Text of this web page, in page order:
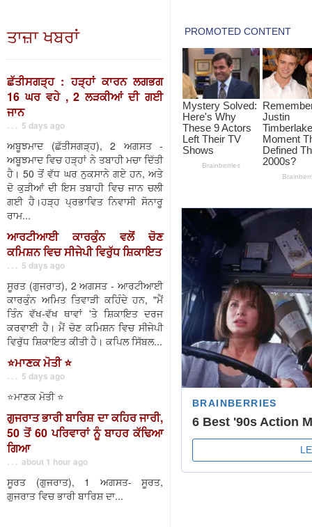
ਤਾਜ਼ਾ ਖਬਰਾਂ
ਛੱਤੀਸਗੜ੍ਹ : ਹੜ੍ਹਾਂ ਕਾਰਨ ਲਗਭਗ
16 ਘਰ ਵਹੇ , 2 ਲੜਕੀਆਂ ਦੀ ਗਈ
ਜਾਨ
. . . 5 days ago
ਅਬੂਝਮਾਦ (ਛੱਤੀਸਗੜ੍ਹ), 2 ਅਗਸਤ -
ਅਬੂਝਮਾਦ ਵਿਚ ਹੜ੍ਹਾਂ ਨੇ ਤਬਾਹੀ ਮਚਾ ਦਿੱਤੀ
ਹੈ। 50 ਤੋਂ ਵੱਧ ਘਰ ਨੁਕਸਾਨੇ ਗਏ ਹਨ, ਅਤੇ
ਦੋ ਕੁੜੀਆਂ ਦੀ ਇਸ ਤਬਾਹੀ ਵਿਚ ਜਾਨ ਚਲੀ
ਗਈ ਹੈ।ਹੜ੍ਹ ਪ੍ਰਭਾਵਿਤ ਨਿਵਾਸੀ ਸੋਨਾਰੂ
ਰਾਮ...
ਆਰਟੀਆਈ ਕਾਰਕੁੰਨ ਵਲੋਂ ਚੋਣ
ਕਮਿਸ਼ਨ ਵਿਚ ਸੀਜੇਪੀ ਵਿਰੁੱਧ ਸ਼ਿਕਾਇਤ
. . . 5 days ago
ਸੂਰਤ (ਗੁਜਰਾਤ), 2 ਅਗਸਤ - ਆਰਟੀਆਈ
ਕਾਰਕੁੰਨ ਅਮਿਤ ਤਿਵਾੜੀ ਕਹਿੰਦੇ ਹਨ, "ਮੈਂ
ਤਿੰਨ ਵੱਖ-ਵੱਖ ਥਾਵਾਂ 'ਤੇ ਸ਼ਿਕਾਇਤ ਦਰਜ
ਕਰਵਾਈ ਹੈ। ਮੈਂ ਚੋਣ ਕਮਿਸ਼ਨ ਵਿਚ ਸੀਜੇਪੀ
ਵਿਰੁੱਧ ਸ਼ਿਕਾਇਤ ਕੀਤੀ ਹੈ। ਕਪਿਲ ਸਿੱਬਲ...
⭐️ਮਾਣਕ ਮੋਤੀ ⭐️
. . . 5 days ago
⭐️ਮਾਣਕ ਮੋਤੀ ⭐️
ਗੁਜਰਾਤ ਭਾਰੀ ਬਾਰਿਸ਼ ਦਾ ਕਹਿਰ ਜਾਰੀ,
50 ਤੋਂ 60 ਪਰਿਵਾਰਾਂ ਨੂੰ ਬਾਹਰ ਕੱਢਿਆ
ਗਿਆ
. . . about 1 hour ago
ਸੂਰਤ (ਗੁਜਰਾਤ), 1 ਅਗਸਤ- ਸੂਰਤ,
ਗੁਜਰਾਤ ਵਿਚ ਭਾਰੀ ਬਾਰਿਸ਼ ਦਾ...